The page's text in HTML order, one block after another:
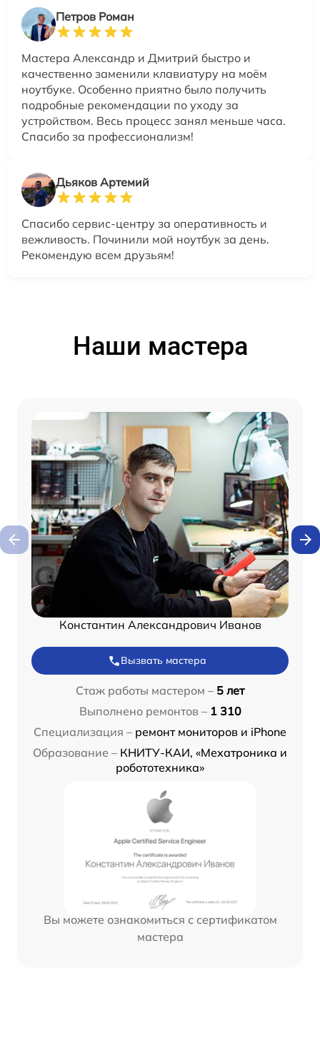
Петров Роман
Мастера Александр и Дмитрий быстро и
качественно заменили клавиатуру на моём
ноутбуке. Особенно приятно было получить
подробные рекомендации по уходу за
устройством. Весь процесс занял меньше часа.
Спасибо за профессионализм!
Дьяков Артемий
Спасибо сервис-центру за оперативность и
вежливость. Починили мой ноутбук за день.
Рекомендую всем друзьям!
Наши мастера
Константин Александрович Иванов
Вызвать мастера
Стаж работы мастером – 5 лет
Выполнено ремонтов – 1 310
Специализация – ремонт мониторов и iPhone
Образование – КНИТУ-КАИ, «Мехатроника и
робототехника»
Вы можете ознакомиться с сертификатом
мастера